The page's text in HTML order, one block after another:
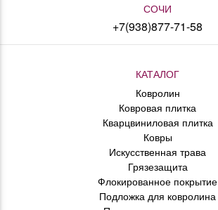
СОЧИ
+7(938)877-71-58
КАТАЛОГ
Ковролин
Ковровая плитка
Кварцвиниловая плитка
Ковры
Искусственная трава
Грязезащита
Флокированное покрытие
Подложка для ковролина